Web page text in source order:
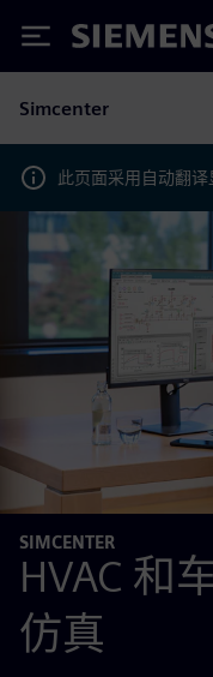
Siemens
Simcenter
此页面采用自动翻译
SIMCENTER
HVAC 和
仿真